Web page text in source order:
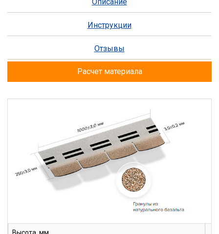
Инструкции
Отзывы
Расчет материала